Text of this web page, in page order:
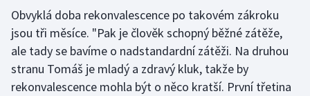
Moderní pětiboj
Olympijské hry
Obvyklá doba rekonvalescence po takovém zákroku
jsou tři měsíce. "Pak je člověk schopný běžné zátěže,
ale tady se bavíme o nadstandardní zátěži. Na druhou
stranu Tomáš je mladý a zdravý kluk, takže by
rekonvalescence mohla být o něco kratší. První třetina